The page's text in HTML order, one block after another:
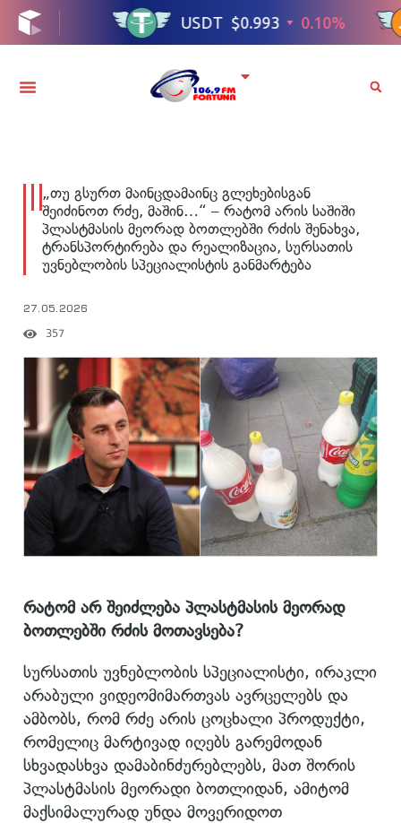
„თუ გსურთ მაინცდამაინც გლეხებისგან
შეიძინოთ რძე, მაშინ…“ – რატომ არის საშიში
პლასტმასის მეორად ბოთლებში რძის შენახვა,
ტრანსპორტირება და რეალიზაცია, სურსათის
უვნებლობის სპეციალისტის განმარტება
27.05.2026
357
რატომ არ შეიძლება პლასტმასის მეორად
ბოთლებში რძის მოთავსება?
სურსათის უვნებლობის სპეციალისტი, ირაკლი
არაბული ვიდეომიმართვას ავრცელებს და
ამბობს, რომ რძე არის ცოცხალი პროდუქტი,
რომელიც მარტივად იღებს გარემოდან
სხვადასხვა დამაბინძურებლებს, მათ შორის
პლასტმასის მეორადი ბოთლიდან, ამიტომ
მაქსიმალურად უნდა მოვერიდოთ